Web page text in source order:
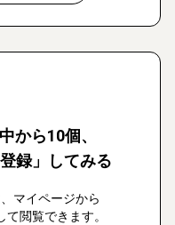
から10個、
録」してみる
マイページから
閲覧できます。